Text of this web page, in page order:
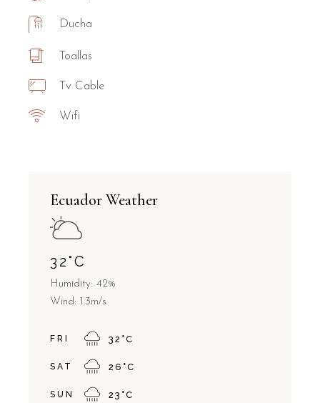
Ducha
Toallas
Tv Cable
Wifi
Ecuador Weather
32°C
Humidity: 42%
Wind: 1.3m/s
FRI 32 °C
SAT 26 °C
SUN 23 °C